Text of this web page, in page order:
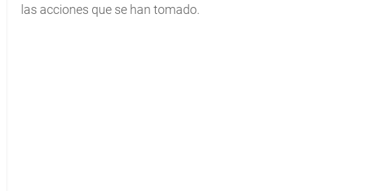
las acciones que se han tomado.